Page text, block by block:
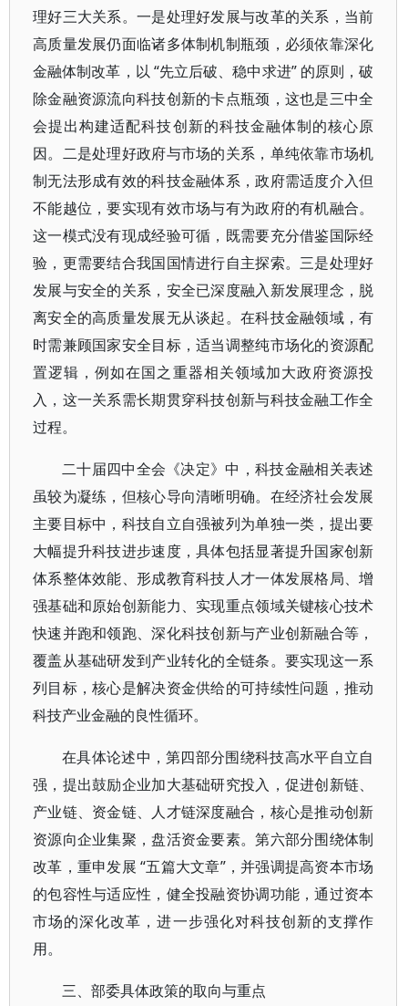
理好三大关系。一是处理好发展与改革的关系，当前
高质量发展仍面临诸多体制机制瓶颈，必须依靠深化
金融体制改革，以 “先立后破、稳中求进” 的原则，破
除金融资源流向科技创新的卡点瓶颈，这也是三中全
会提出构建适配科技创新的科技金融体制的核心原
因。二是处理好政府与市场的关系，单纯依靠市场机
制无法形成有效的科技金融体系，政府需适度介入但
不能越位，要实现有效市场与有为政府的有机融合。
这一模式没有现成经验可循，既需要充分借鉴国际经
验，更需要结合我国国情进行自主探索。三是处理好
发展与安全的关系，安全已深度融入新发展理念，脱
离安全的高质量发展无从谈起。在科技金融领域，有
时需兼顾国家安全目标，适当调整纯市场化的资源配
置逻辑，例如在国之重器相关领域加大政府资源投
入，这一关系需长期贯穿科技创新与科技金融工作全
过程。
二十届四中全会《决定》中，科技金融相关表述
虽较为凝练，但核心导向清晰明确。在经济社会发展
主要目标中，科技自立自强被列为单独一类，提出要
大幅提升科技进步速度，具体包括显著提升国家创新
体系整体效能、形成教育科技人才一体发展格局、增
强基础和原始创新能力、实现重点领域关键核心技术
快速并跑和领跑、深化科技创新与产业创新融合等，
覆盖从基础研发到产业转化的全链条。要实现这一系
列目标，核心是解决资金供给的可持续性问题，推动
科技产业金融的良性循环。
在具体论述中，第四部分围绕科技高水平自立自
强，提出鼓励企业加大基础研究投入，促进创新链、
产业链、资金链、人才链深度融合，核心是推动创新
资源向企业集聚，盘活资金要素。第六部分围绕体制
改革，重申发展 “五篇大文章”，并强调提高资本市场
的包容性与适应性，健全投融资协调功能，通过资本
市场的深化改革，进一步强化对科技创新的支撑作
用。
三、部委具体政策的取向与重点